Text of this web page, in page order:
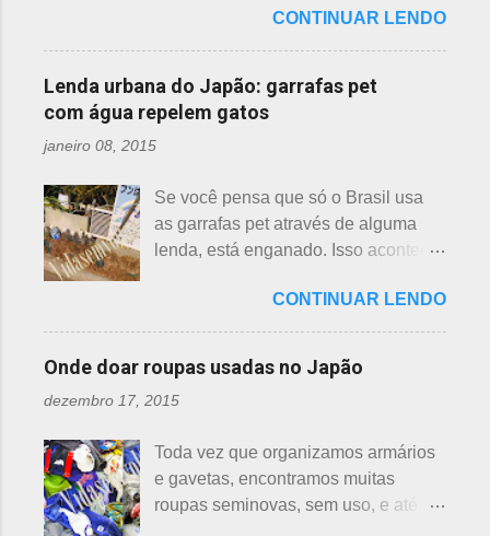
são arredondadas. - Pessegueiro -
árvores do pessegueiro são mais
baixas, geralmente apresen...
para ajudá-lo nessa tarefa. Eis que
estava ele semeando e, de repente,
viu uma cobra rastejando no chão.
Sei percebeu que a cobra deslizou
aranha suspensa por um fio de seda
da teia. A aranha fez Sei lembrar da
mãe - pequena e indefesa - e
imediatamente levou a cobra para
bem longe com seu ancinho. A
percebeu, pois além da aranha ser
pequena, ele havia...
na água, no entanto, existem
diferenças. Nenúfar brota na água e
flor de lotus no chão lodoso que,
popularmente, dizemos brejo. Vou
explicar de maneira bem objetiva,
qual a diferença entre o nenúfar -
hasu, em japonês. Basta dar uma
olhada nas flores para perceber as
grandes diferenças e, para isso, vou
flores de lotus são grandes, que
brotam de hastes compridas e em
apenas 3 cores, branca, creme e
largas e cor única: verde. As folhas
crescem para o alto, em hastes
longas. As raízes são comestíveis,
produzindo o renkon. Detalhei sobre
CONTINUAR LENDO
Lenda urbana do Japão: garrafas pet
com água repelem gatos
janeiro 08, 2015
Se você pensa que só o Brasil usa
as garrafas pet através de alguma
lenda, está enganado. Isso acontece
inclusive no Japão. Este assunto é
mais uma das postagens que estava
em rascunho por alguns anos, desde
que passei por estas casas e
descobri pra que serviam essas
acabou esquecido, até que postei
sobre esses baldes de água
dispostos em alguns bairros de
CONTINUAR LENDO
Onde doar roupas usadas no Japão
dezembro 17, 2015
Toda vez que organizamos armários
e gavetas, encontramos muitas
roupas seminovas, sem uso, e até